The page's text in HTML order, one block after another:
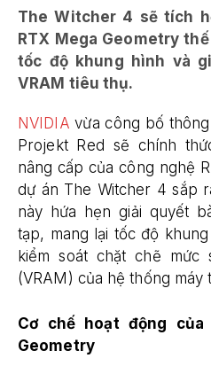
The Witcher 4 sẽ tích
RTX Mega Geometry
tốc độ khung hình và
VRAM tiêu thụ.
NVIDIA vừa công bố
Projekt Red sẽ chính
nâng cấp của công nghệ
dự án The Witcher 4 sắp
này hứa hẹn giải quyết
tạp, mang lại tốc độ
kiểm soát chặt chẽ
(VRAM) của hệ thống máy
Cơ chế hoạt động
Geometry